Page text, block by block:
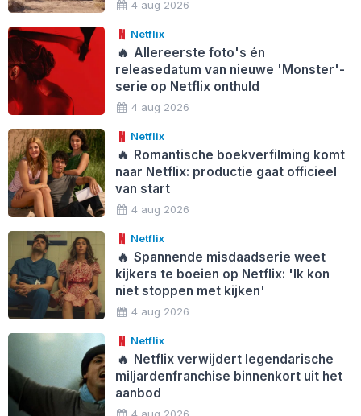
4 aug 2026
Netflix
🔥 Allereerste foto's én
releasedatum van nieuwe 'Monster'-
serie op Netflix onthuld
4 aug 2026
Netflix
🔥 Romantische boekverfilming komt
naar Netflix: productie gaat officieel
van start
4 aug 2026
Netflix
🔥 Spannende misdaadserie weet
kijkers te boeien op Netflix: 'Ik kon
niet stoppen met kijken'
4 aug 2026
Netflix
🔥 Netflix verwijdert legendarische
miljardenfranchise binnenkort uit het
aanbod
4 aug 2026